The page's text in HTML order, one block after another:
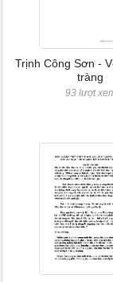
Trịnh Công Sơn -
tràng
93 lượt